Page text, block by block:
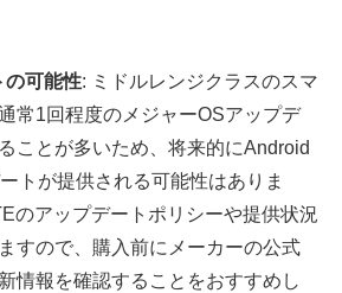
の可能性: ミドルレンジクラスのスマ
常1回程度のメジャーOSアップデ
ことが多いため、将来的にAndroid
トが提供される可能性はありま
のアップデートポリシーや提供状況
すので、購入前にメーカーの公式
情報を確認することをおすすめし